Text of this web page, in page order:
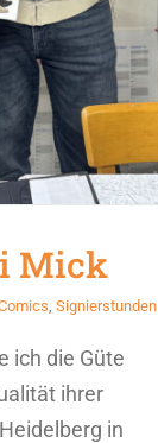
Mick
Signierstunden
ich die Güte
ihrer
in